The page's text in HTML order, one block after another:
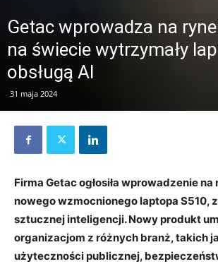
Getac wprowadza na
na świecie wytrzymały
obsługą AI
31 maja 2024
Firma Getac ogłosiła wprowadzenie
nowego wzmocnionego laptopa S510, z
sztucznej inteligencji. Nowy produkt
organizacjom z różnych branż, takich
użyteczności publicznej,